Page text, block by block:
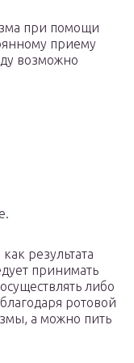
при помощи
приему
возможно
результата
принимать
либо
ротовой
а можно пить